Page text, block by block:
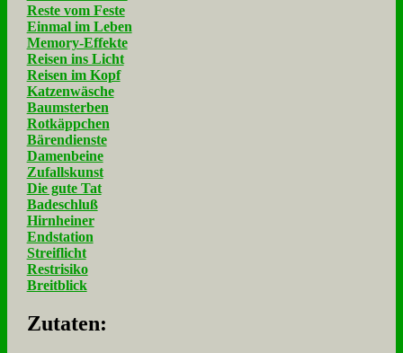
Reste vom Feste
Einmal im Leben
Memory-Effekte
Reisen ins Licht
Reisen im Kopf
Katzenwäsche
Baumsterben
Rotkäppchen
Bärendienste
Damenbeine
Zufallskunst
Die gute Tat
Badeschluß
Hirnheiner
Endstation
Streiflicht
Restrisiko
Breitblick
Zu­ta­ten: